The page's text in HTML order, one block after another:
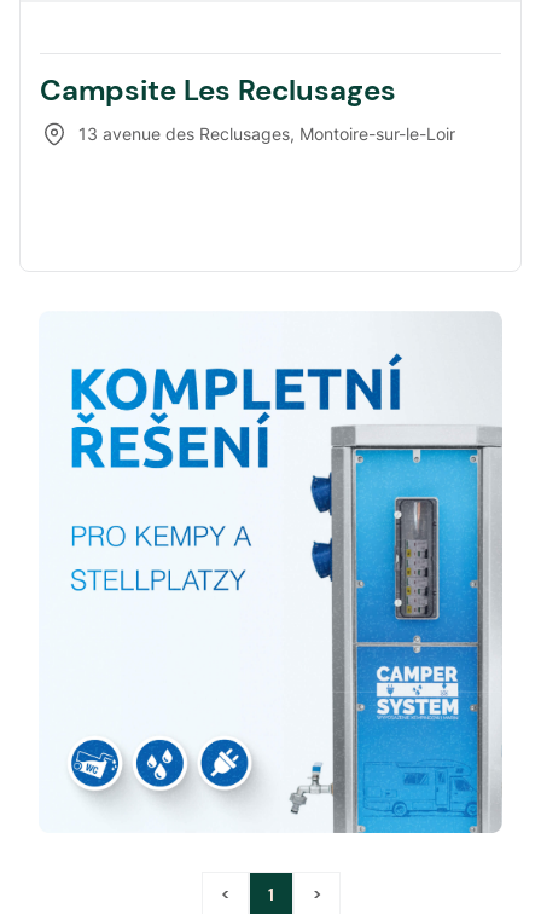
Campsite Les Reclusages
13 avenue des Reclusages, Montoire-sur-le-Loir
< 1 >